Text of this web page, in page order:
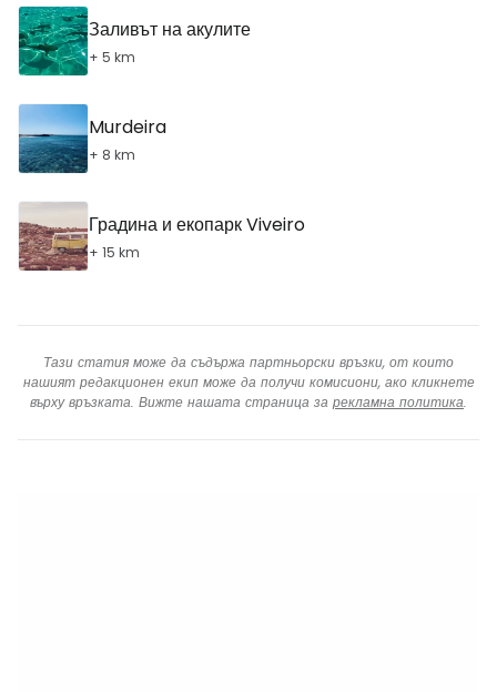
Заливът на акулите
+ 5 km
Murdeira
+ 8 km
Градина и екопарк Viveiro
+ 15 km
Тази статия може да съдържа партньорски връзки, от които
нашият редакционен екип може да получи комисиони, ако кликнете
върху връзката. Вижте нашата страница за рекламна политика.